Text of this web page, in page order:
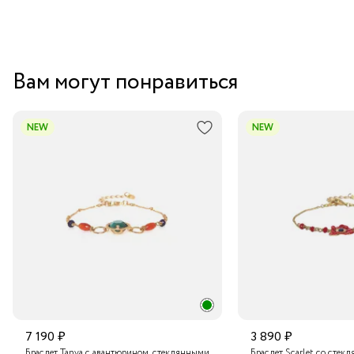
Вам могут понравиться
NEW
7 190 ₽
NEW
3 890 ₽